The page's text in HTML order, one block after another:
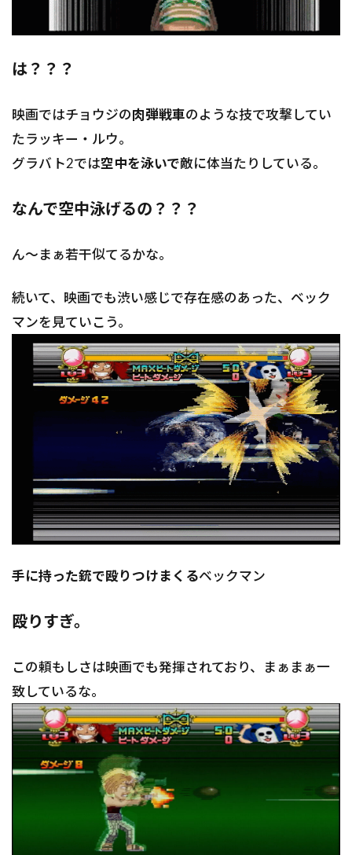
は？？？
映画ではチョウジの肉弾戦車のような技で攻撃してい
たラッキー・ルウ。
グラバト2では空中を泳いで敵に体当たりしている。
なんで空中泳げるの？？？
ん〜まぁ若干似てるかな。
続いて、映画でも渋い感じで存在感のあった、ベック
マンを見ていこう。
手に持った銃で殴りつけまくるベックマン
殴りすぎ。
この頼もしさは映画でも発揮されており、まぁまぁ一
致しているな。